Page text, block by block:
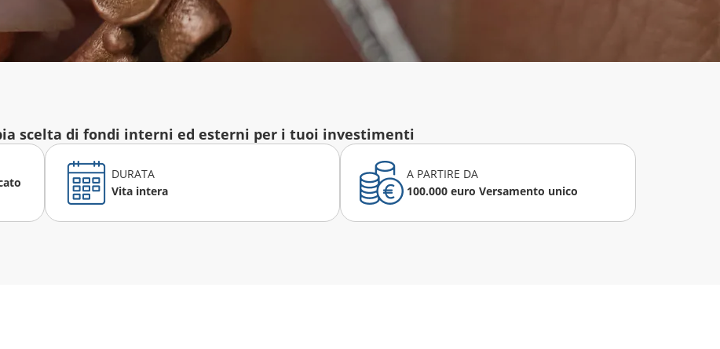
scelta di fondi interni ed esterni per i tuoi investimenti
DURATA
Vita intera
A PARTIRE DA
100.000 euro Versamento unico